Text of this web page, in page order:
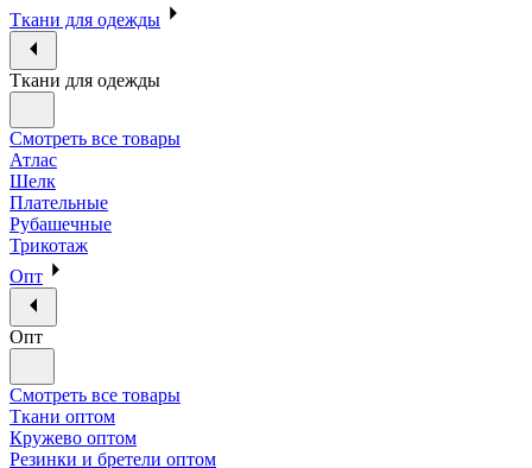
Ткани для одежды
Ткани для одежды
Смотреть все товары
Атлас
Шелк
Плательные
Рубашечные
Трикотаж
Опт
Опт
Смотреть все товары
Ткани оптом
Кружево оптом
Резинки и бретели оптом